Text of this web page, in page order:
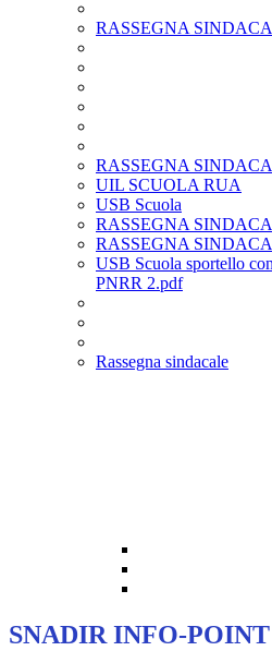
RASSEGNA
RASSEGNA
UIL SCUOLA RUA
USB Scuola
RASSEGNA
RASSEGNA
USB Scuola sportello
PNRR 2.pdf
Rassegna sindacale
SNADIR INFO-POINT